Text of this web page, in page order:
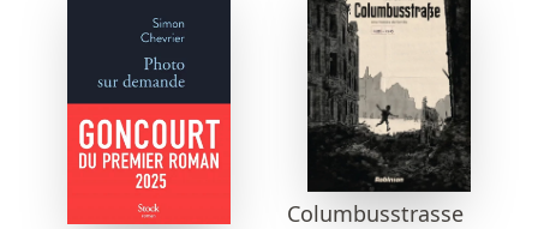
Columbusstrasse